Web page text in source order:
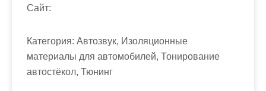
Cайт:
Категория: Автозвук, Изоляционные
материалы для автомобилей, Тонирование
автостёкол, Тюнинг